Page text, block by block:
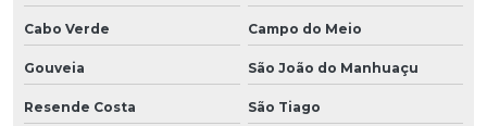
Cabo Verde Campo do Meio
Gouveia São João do Manhuaçu
Resende Costa São Tiago